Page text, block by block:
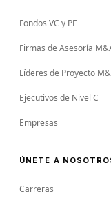
Fondos VC y PE
Firmas de Asesoría
Líderes de Proyecto
Ejecutivos de Nivel C
Empresas
ÚNETE A
Carreras